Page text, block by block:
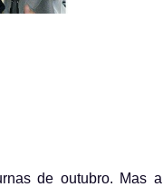
de outubro. Mas a